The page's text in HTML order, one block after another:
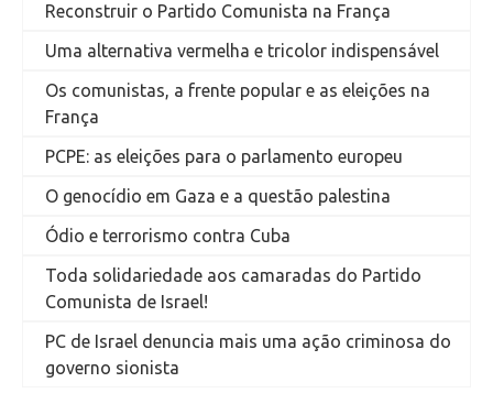
Reconstruir o Partido Comunista na França
Uma alternativa vermelha e tricolor indispensável
Os comunistas, a frente popular e as eleições na
França
PCPE: as eleições para o parlamento europeu
O genocídio em Gaza e a questão palestina
Ódio e terrorismo contra Cuba
Toda solidariedade aos camaradas do Partido
Comunista de Israel!
PC de Israel denuncia mais uma ação criminosa do
governo sionista